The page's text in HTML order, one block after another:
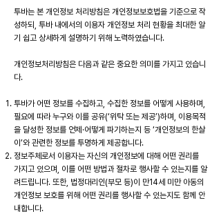
투바는 본 개인정보 처리방침은 개인정보보호법을 기준으로 작
성하되, 투바 내에서의 이용자 개인정보 처리 현황을 최대한 알
기 쉽고 상세하게 설명하기 위해 노력하였습니다.
개인정보처리방침은 다음과 같은 중요한 의미를 가지고 있습니
다.
투바가 어떤 정보를 수집하고, 수집한 정보를 어떻게 사용하며,
필요에 따라 누구와 이를 공유(‘위탁 또는 제공’)하며, 이용목적
을 달성한 정보를 언제·어떻게 파기하는지 등 ‘개인정보의 한살
이’와 관련한 정보를 투명하게 제공합니다.
정보주체로서 이용자는 자신의 개인정보에 대해 어떤 권리를
가지고 있으며, 이를 어떤 방법과 절차로 행사할 수 있는지를 알
려드립니다. 또한, 법정대리인(부모 등)이 만14세 미만 아동의
개인정보 보호를 위해 어떤 권리를 행사할 수 있는지도 함께 안
내합니다.